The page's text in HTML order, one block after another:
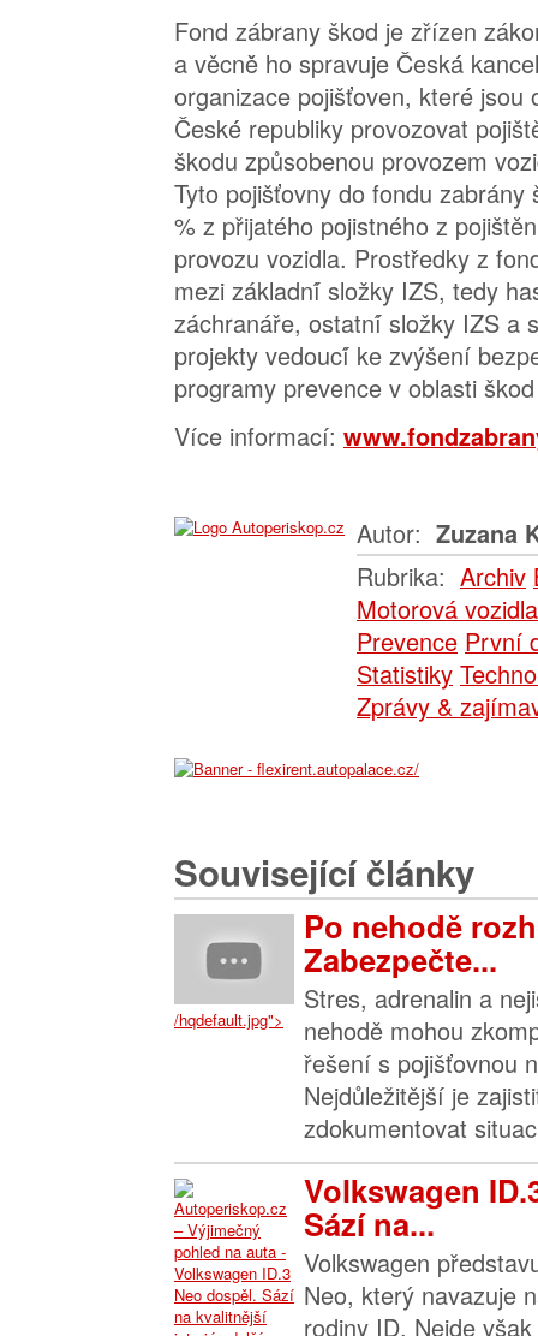
Fond zábrany škod je zřízen
a věcně̌ ho spravuje Česká́
organizace pojišťoven, které́ jsou
České́ republiky provozovat
škodu způsobenou provozem
Tyto pojišťovny do fondu
% z přijatého pojistného z
provozu vozidla. Prostředky z
mezi základní́ složky IZS, tedy
záchranáře, ostatní́ složky IZS a
projekty vedoucí́ ke zvýšení
programy prevence v oblasti
Více informací:
Autor: Zuzana
Rubrika: Archiv
Motorová vozidla
Prevence První
Statistiky
Zprávy &
Související články
/hqdefault.jpg">
Po nehodě
Zabezpečte...
Stres, adrenalin a
nehodě mohou
řešení s pojišťovnou
Nejdůležitější je
zdokumentovat
Volkswagen
Sází na...
Volkswagen
Neo, který navazuje
rodiny ID. Nejde